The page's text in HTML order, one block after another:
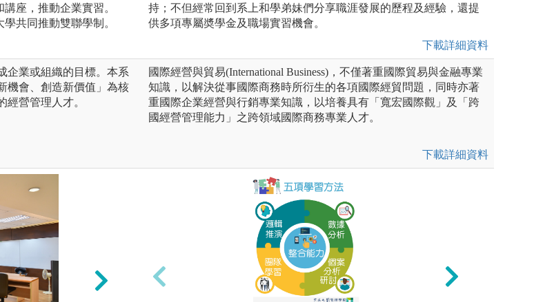
座，推動企業實習。
共同推動雙聯學制。
持；不但經常回到系上和學弟妹們分享職涯發展的歷程及經驗，還提
供多項專屬奬學金及職場實習機會。
下載詳細資料
企業或組織的目標。本系
機會、創造新價值」為核
營管理人才。
國際經營與貿易(International Business)，不僅著重國際貿易與金融專業
知識，以解決從事國際商務時所衍生的各項國際經貿問題，同時亦著
重國際企業經營與行銷專業知識，以培養具有「寬宏國際觀」及「跨
國經營管理能力」之跨領域國際商務專業人才。
下載詳細資料